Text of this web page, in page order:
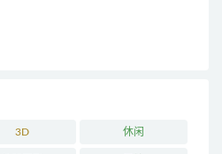
3D 休闲